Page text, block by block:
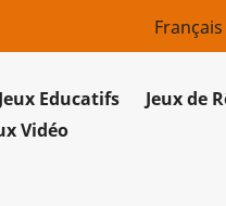
Français
Jeux Educatifs Jeux de
Vidéo